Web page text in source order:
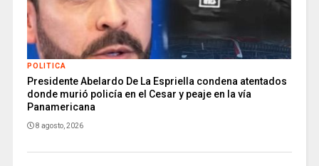
POLITICA
Presidente Abelardo De La Espriella condena atentados
donde murió policía en el Cesar y peaje en la vía
Panamericana
8 agosto, 2026